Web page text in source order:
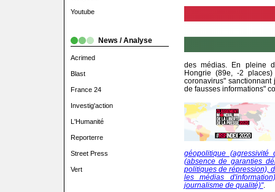
Youtube
News / Analyse
Acrimed
Blast
France 24
Investig'action
L'Humanité
Reporterre
Street Press
Vert
des médias. En pleine
Hongrie (89e, -2
coronavirus"
de fausses informations"
géopolitique (agressivité
(absence de garanties
politiques de répression),
les médias
journalisme de qualité)".